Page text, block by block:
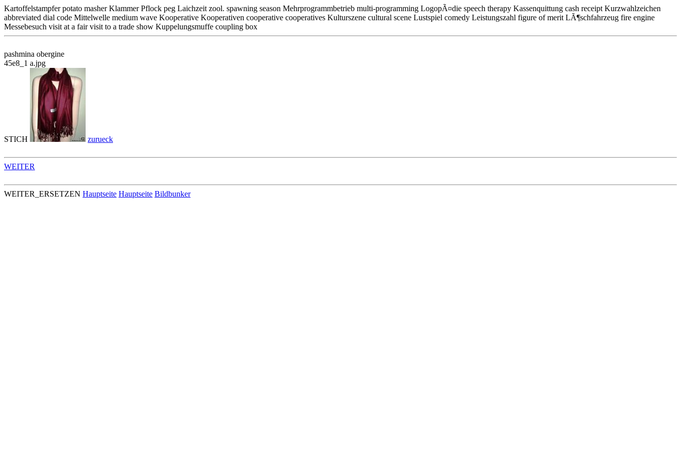
Kartoffelstampfer potato masher Klammer Pflock peg Laichzeit zool. spawning season Mehrprogrammbetrieb multi-programming LogopÃ¤die speech therapy Kassenquittung cash receipt Kurzwahlzeichen
abbreviated dial code Mittelwelle medium wave Kooperative Kooperativen cooperative cooperatives Kulturszene cultural scene Lustspiel comedy Leistungszahl figure of merit LÃ¶schfahrzeug fire engine
Messebesuch visit at a fair visit to a trade show Kuppelungsmuffe coupling box
pashmina obergine
45e8_1 a.jpg
STICH zurueck
WEITER
WEITER_ERSETZEN Hauptseite Hauptseite Bildbunker